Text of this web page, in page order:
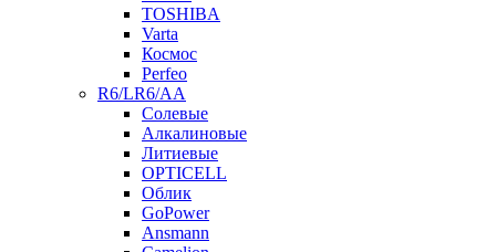
TOSHIBA
Varta
Космос
Perfeo
R6/LR6/AA
Солевые
Алкалиновые
Литиевые
OPTICELL
Облик
GoPower
Ansmann